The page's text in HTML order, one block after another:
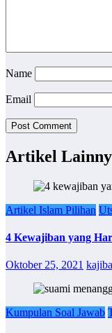
Name
Email
Artikel
Artikel Islam Pilihan
4 Kewajiban yang
Oktober 25, 2021
Kumpulan Soal Jawab